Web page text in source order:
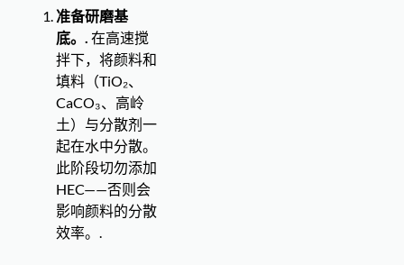
准备研磨基
底。. 在高速搅
拌下，将颜料和
填料（TiO₂、
CaCO₃、高岭
土）与分散剂一
起在水中分散。
此阶段切勿添加
HEC——否则会
影响颜料的分散
效率。.